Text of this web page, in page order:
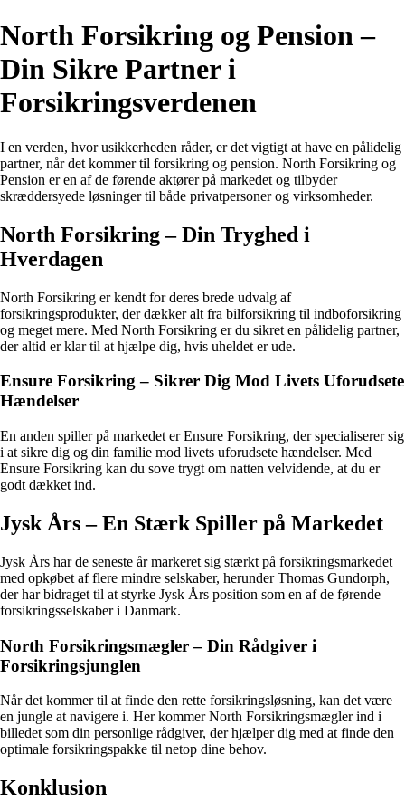
North Forsikring og Pension –
Din Sikre Partner i
Forsikringsverdenen
I en verden, hvor usikkerheden råder, er det vigtigt at have en pålidelig
partner, når det kommer til forsikring og pension. North Forsikring og
Pension er en af de førende aktører på markedet og tilbyder
skræddersyede løsninger til både privatpersoner og virksomheder.
North Forsikring – Din Tryghed i
Hverdagen
North Forsikring er kendt for deres brede udvalg af
forsikringsprodukter, der dækker alt fra bilforsikring til indboforsikring
og meget mere. Med North Forsikring er du sikret en pålidelig partner,
der altid er klar til at hjælpe dig, hvis uheldet er ude.
Ensure Forsikring – Sikrer Dig Mod Livets Uforudsete
Hændelser
En anden spiller på markedet er Ensure Forsikring, der specialiserer sig
i at sikre dig og din familie mod livets uforudsete hændelser. Med
Ensure Forsikring kan du sove trygt om natten velvidende, at du er
godt dækket ind.
Jysk Års – En Stærk Spiller på Markedet
Jysk Års har de seneste år markeret sig stærkt på forsikringsmarkedet
med opkøbet af flere mindre selskaber, herunder Thomas Gundorph,
der har bidraget til at styrke Jysk Års position som en af de førende
forsikringsselskaber i Danmark.
North Forsikringsmægler – Din Rådgiver i
Forsikringsjunglen
Når det kommer til at finde den rette forsikringsløsning, kan det være
en jungle at navigere i. Her kommer North Forsikringsmægler ind i
billedet som din personlige rådgiver, der hjælper dig med at finde den
optimale forsikringspakke til netop dine behov.
Konklusion